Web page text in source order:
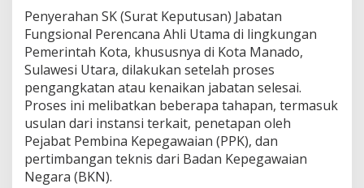
e
r
t
i
n
g
g
i
s
K
Penyerahan SK (Surat Keputusan) Jabatan
Fungsional Perencana Ahli Utama di lingkungan
Pemerintah Kota, khususnya di Kota Manado,
Sulawesi Utara, dilakukan setelah proses
pengangkatan atau kenaikan jabatan selesai.
Proses ini melibatkan beberapa tahapan, termasuk
usulan dari instansi terkait, penetapan oleh
Pejabat Pembina Kepegawaian (PPK), dan
pertimbangan teknis dari Badan Kepegawaian
Negara (BKN).